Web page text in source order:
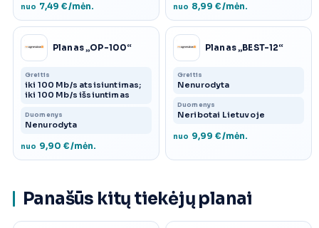
nuo 7,49 €/mėn. nuo 8,99 €/mėn.
Planas „OP-100“
Greitis
iki 100 Mb/s atsisiuntimas;
iki 100 Mb/s išsiuntimas
Duomenys
Nenurodyta
nuo 9,90 €/mėn.
Planas „BEST-12“
Greitis
Nenurodyta
Duomenys
Neribotai Lietuvoje
nuo 9,99 €/mėn.
Panašūs kitų tiekėjų planai